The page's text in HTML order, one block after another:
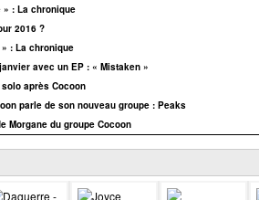
» : La chronique
2016 ?
: La chronique
avec un EP : « Mistaken »
après Cocoon
parle de son nouveau groupe : Peaks
Morgane du groupe Cocoon